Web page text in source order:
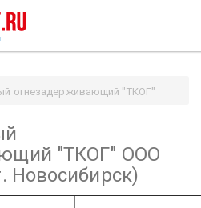
огнезадерживающий "ТКОГ"
"ТКОГ" ООО
Новосибирск)